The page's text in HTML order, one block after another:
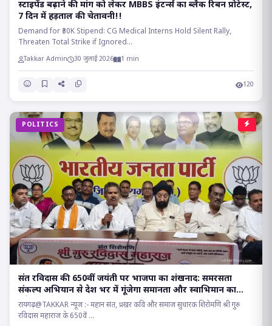
स्टाइपेंड बढ़ाने की मांग को लेकर MBBS इंटर्न्स का ब्लैक रिबन प्रोटेस्ट,
7 दिन में हड़ताल की चेतावनी!!
Demand for ₹30K Stipend: CG Medical Interns Hold Silent Rally,
Threaten Total Strike if Ignored...
Takkar Admin 30 जुलाई 2026 1 min
120
POLITICS
संत रविदास की 650वीं जयंती पर भाजपा का शंखनाद: समरसता
संकल्प अभियान से देश भर में गूंजेगा समानता और स्वाभिमान का
संदेश!!
रायगढ़@TAKKAR न्यूज :- महान संत, प्रखर कवि और समाज सुधारक शिरोमणि श्री गुरु
रविदास महाराज के 650वें ...